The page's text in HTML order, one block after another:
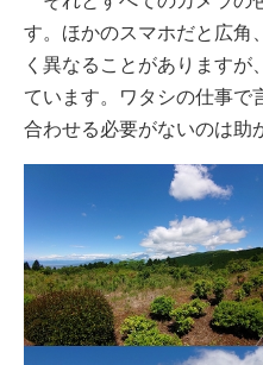
す。ほかのスマホだと広角
く異なることがありますが
ています。ワタシの仕事で
合わせる必要がないのは助